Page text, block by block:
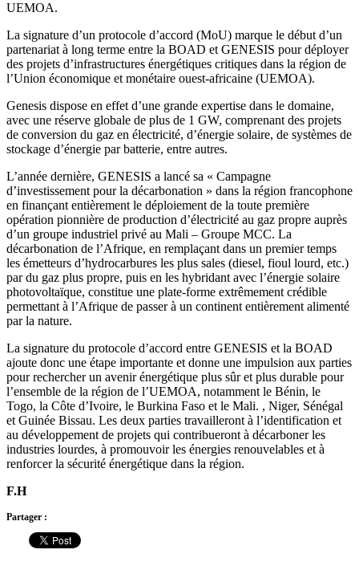
UEMOA.
La signature d’un protocole d’accord (MoU) marque le début d’un
partenariat à long terme entre la BOAD et GENESIS pour déployer
des projets d’infrastructures énergétiques critiques dans la région de
l’Union économique et monétaire ouest-africaine (UEMOA).
Genesis dispose en effet d’une grande expertise dans le domaine,
avec une réserve globale de plus de 1 GW, comprenant des projets
de conversion du gaz en électricité, d’énergie solaire, de systèmes de
stockage d’énergie par batterie, entre autres.
L’année dernière, GENESIS a lancé sa « Campagne
d’investissement pour la décarbonation » dans la région francophone
en finançant entièrement le déploiement de la toute première
opération pionnière de production d’électricité au gaz propre auprès
d’un groupe industriel privé au Mali – Groupe MCC. La
décarbonation de l’Afrique, en remplaçant dans un premier temps
les émetteurs d’hydrocarbures les plus sales (diesel, fioul lourd, etc.)
par du gaz plus propre, puis en les hybridant avec l’énergie solaire
photovoltaïque, constitue une plate-forme extrêmement crédible
permettant à l’Afrique de passer à un continent entièrement alimenté
par la nature.
La signature du protocole d’accord entre GENESIS et la BOAD
ajoute donc une étape importante et donne une impulsion aux parties
pour rechercher un avenir énergétique plus sûr et plus durable pour
l’ensemble de la région de l’UEMOA, notamment le Bénin, le
Togo, la Côte d’Ivoire, le Burkina Faso et le Mali. , Niger, Sénégal
et Guinée Bissau. Les deux parties travailleront à l’identification et
au développement de projets qui contribueront à décarboner les
industries lourdes, à promouvoir les énergies renouvelables et à
renforcer la sécurité énergétique dans la région.
F.H
Partager :